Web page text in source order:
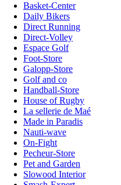
Basket-Center
Daily Bikers
Direct Running
Direct-Volley
Espace Golf
Foot-Store
Galopp-Store
Golf and co
Handball-Store
House of Rugby
La sellerie de Maé
Made in Paradis
Nauti-wave
On-Fight
Pecheur-Store
Pet and Garden
Slowood Interior